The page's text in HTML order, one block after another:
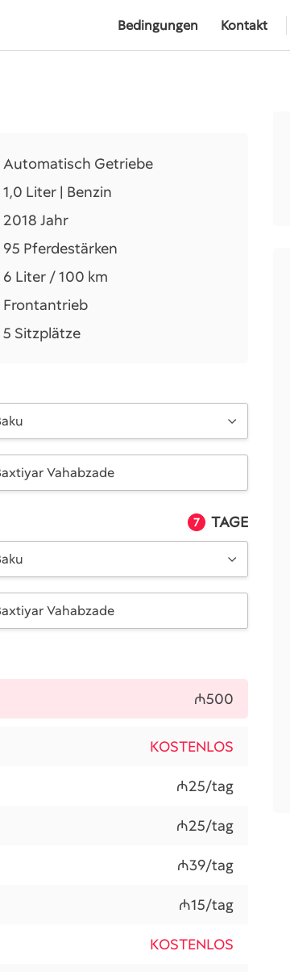
Bedingungen Kontakt
Automatisch Getriebe
1,0 Liter | Benzin
2018 Jahr
95 Pferdestärken
6 Liter / 100 km
Frontantrieb
5 Sitzplätze
7 TAGE
₼500
KOSTENLOS
₼25/tag
₼25/tag
₼39/tag
₼15/tag
KOSTENLOS